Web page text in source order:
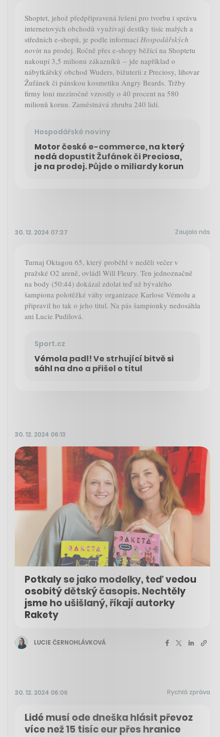
Shoptet, jehož předpřipravená řešení pro tvorbu i správu
internetových obchodů využívají destíky tisíc malých a
středních e-shopů, je podle informací Hospodářských
novin na prodej. Ročně přes e-shopy běžící na Shoptetu
nakoupí 3,5 milionu zákazníků – jde například o
nábytkářský obchod Wuders, bižuterii z Preciosy, lihovar
Žufánek či pánskou kosmetiku Angry Beards. Tržby
firmy loni meziročně vzrostly o 40 procent na 580
milionů korun. Zaměstnává zhruba 240 lidí.
Hospodářské noviny
Motor české e-commerce, na který
nedá dopustit Žufánek či Preciosa,
je na prodej. Půjde o miliardy korun
30. 12. 2024 07:37 Zaujalo nás
Turnaj Oktagon 65, který proběhl v neděli večer v
pražské O2 areně, ovládl Will Fleury. Ten jednoznačně
na body (50:44) dokázal zdolat teď už bývalého
šampiona polotěžké váhy organizace Karlose Vémolu a
připravil ho tak o jeho titul. Na pás šampionky nedosáhla
ani Lucie Pudilová.
Sport.cz
Vémola padl! Ve strhující bitvě si
sáhl na dno a přišel o titul
30. 12. 2024 06:13
Potkaly se jako modelky, teď vedou
osobitý dětský časopis. Nechtěly
jsme ho ušišlaný, říkají autorky
Rakety
LUCIE ČERNOHLÁVKOVÁ
30. 12. 2024 06:06 Rychlá zpráva
Lidé musí ode dneška hlásit převoz
více než 15 tisíc eur přes hranice